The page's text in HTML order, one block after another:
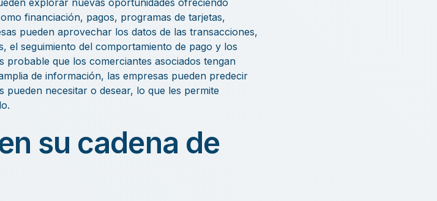
explorar nuevas oportunidades ofreciendo
financiación, pagos, programas de tarjetas,
pueden aprovechar los datos de las transacciones,
el seguimiento del comportamiento de pago y los
probable que los comerciantes asociados tengan
de información, las empresas pueden predecir
pueden necesitar o desear, lo que les permite
su cadena de